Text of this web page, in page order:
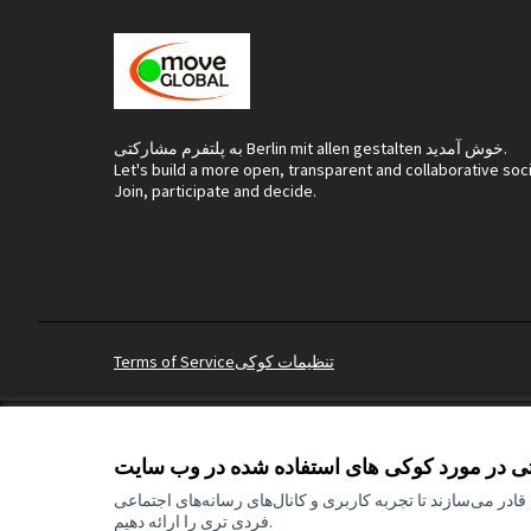
در مورد کوکی های استفاده شده در وب سایت
می‌سازند تا تجربه کاربری و کانال‌های رسانه‌های اجتماعی
فردی تری را ارائه دهیم.
به پلتفرم مشارکتی Berlin mit allen gestalten خوش آمدید.
Let's build a more open, transparent and collaborative
Join, participate and decide.
Terms of Serviceتنظیمات کوکی
(لینک خارجی) وب سایت ساخته شده بانرم افزار رایگان توسطmitgestalten